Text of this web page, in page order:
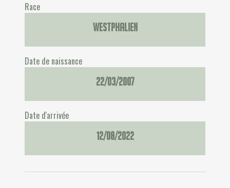
Race
Westphalien
Date de naissance
22/03/2007
Date d'arrivée
12/08/2022